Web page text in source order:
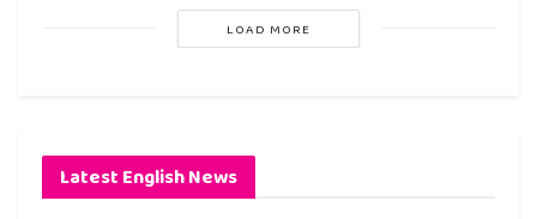
LOAD MORE
Latest English News